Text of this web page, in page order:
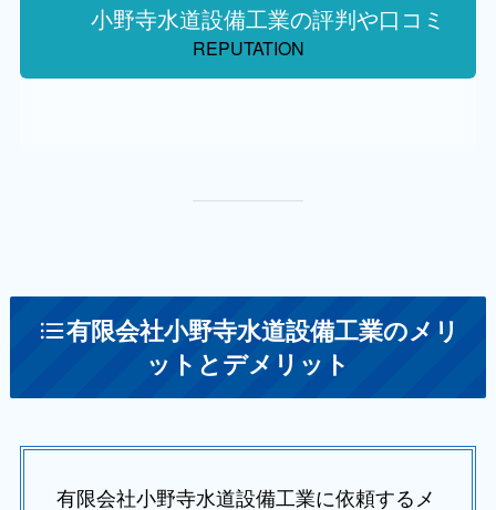
小野寺水道設備工業の評判や口コミ
REPUTATION
有限会社小野寺水道設備工業のメリ
ットとデメリット
有限会社小野寺水道設備工業に依頼するメ